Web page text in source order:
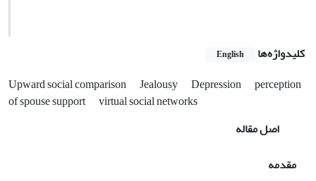
کلیدواژه‌ها English
Upward social comparison Jealousy Depression
perception
of spouse support virtual social networks
اصل مقاله
مقدمه